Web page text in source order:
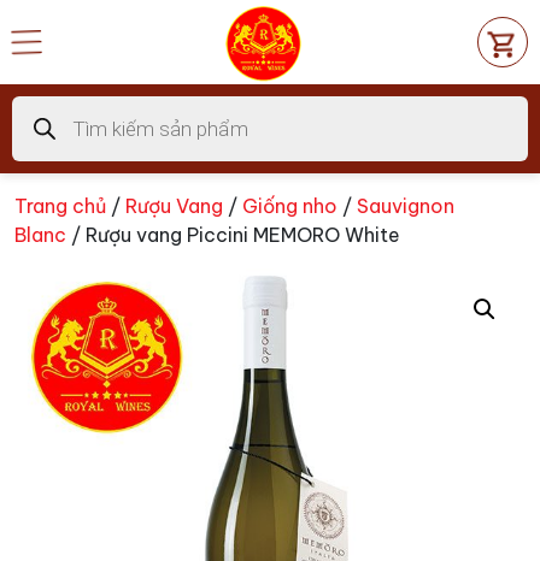
đến
dung
Tìm
kiếm
sản
phẩm
Trang chủ / Rượu Vang / Giống nho / Sauvignon
Blanc / Rượu vang Piccini MEMORO White